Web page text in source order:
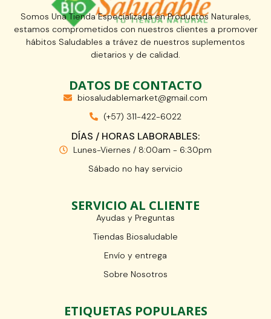
Somos Una Tienda Especializada en Productos Naturales,
estamos comprometidos con nuestros clientes a promover
hábitos Saludables a trávez de nuestros suplementos
dietarios y de calidad.
DATOS DE CONTACTO
biosaludablemarket@gmail.com
(+57) 311-422-6022
DÍAS / HORAS LABORABLES:
Lunes-Viernes / 8:00am - 6:30pm
Sábado no hay servicio
SERVICIO AL CLIENTE
Ayudas y Preguntas
Tiendas Biosaludable
Envío y entrega
Sobre Nosotros
ETIQUETAS POPULARES